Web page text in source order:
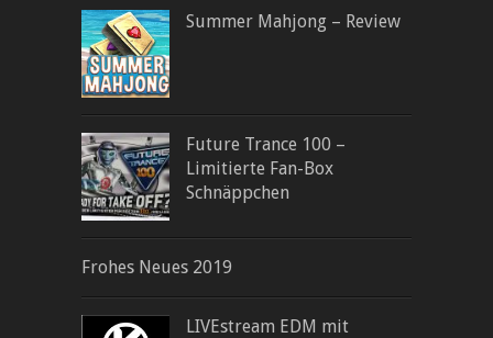
Summer Mahjong – Review
Future Trance 100 –
Limitierte Fan-Box
Schnäppchen
Frohes Neues 2019
LIVEstream EDM mit